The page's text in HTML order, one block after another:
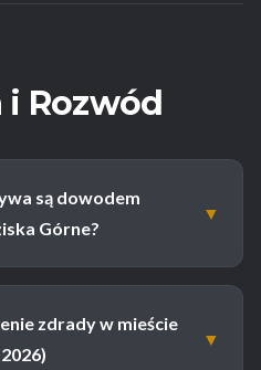
i Rozwód
są dowodem
Górne?
▼
zdrady w mieście
▼